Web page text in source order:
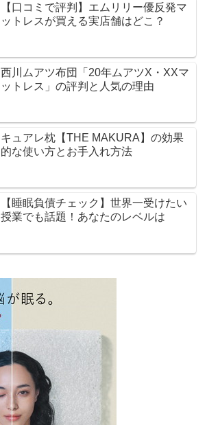
【口コミで評判】エムリリー優反発マ
ットレスが買える実店舗はどこ？
西川ムアツ布団「20年ムアツX・XXマ
ットレス」の評判と人気の理由
キュアレ枕【THE MAKURA】の効果
的な使い方とお手入れ方法
【睡眠負債チェック】世界一受けたい
授業でも話題！あなたのレベルは